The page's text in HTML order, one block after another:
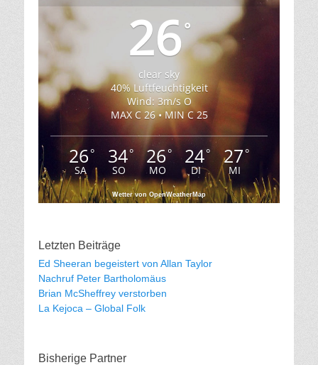
26°
clear sky
40% Luftfeuchtigkeit
Wind: 3m/s O
MAX C 26 • MIN C 25
26°
SA
34°
SO
26°
MO
24°
DI
27°
MI
Wetter von OpenWeatherMap
Letzten Beiträge
Ed Sheeran begeistert von Allan Taylor
Nachruf Peter Bartholomäus
Brian McSheffrey verstorben
La Kejoca – Global Folk
Bisherige Partner